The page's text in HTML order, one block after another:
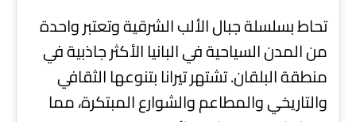
تحاط بسلسلة جبال الألب الشرقية وتعتبر واحدة
من المدن السياحية في البانيا الأكثر جاذبية في
منطقة البلقان. تشتهر تيرانا بتنوعها الثقافي
والتاريخي والمطاعم والشوارع المبتكرة، مما